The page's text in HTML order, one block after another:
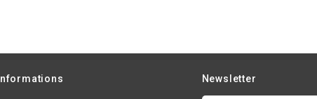
Informations Newsletter